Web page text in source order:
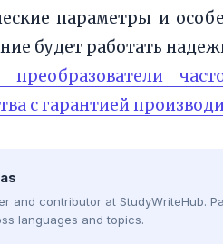
параметры и
будет работать
преобразователи
с гарантией
and contributor at StudyWriteHub.
languages and topics.